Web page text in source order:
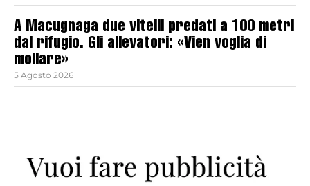
A Macugnaga due vitelli predati a 100 metri
dal rifugio. Gli allevatori: «Vien voglia di
mollare»
5 Agosto 2026